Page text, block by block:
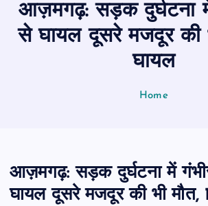
आज़मगढ़: सड़क दुर्घटना
से घायल दूसरे मजदूर की
घायल
Home
आज़मगढ़: सड़क दुर्घटना में
घायल दूसरे मजदूर की भी मौत,